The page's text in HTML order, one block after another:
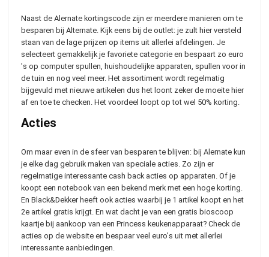
Naast de Alernate kortingscode zijn er meerdere manieren om te
besparen bij Alternate. Kijk eens bij de outlet: je zult hier versteld
staan van de lage prijzen op items uit allerlei afdelingen. Je
selecteert gemakkelijk je favoriete categorie en bespaart zo euro
's op computer spullen, huishoudelijke apparaten, spullen voor in
de tuin en nog veel meer. Het assortiment wordt regelmatig
bijgevuld met nieuwe artikelen dus het loont zeker de moeite hier
af en toe te checken. Het voordeel loopt op tot wel 50% korting.
Acties
Om maar even in de sfeer van besparen te blijven: bij Alernate kun
je elke dag gebruik maken van speciale acties. Zo zijn er
regelmatige interessante cash back acties op apparaten. Of je
koopt een notebook van een bekend merk met een hoge korting.
En Black&Dekker heeft ook acties waarbij je 1 artikel koopt en het
2e artikel gratis krijgt. En wat dacht je van een gratis bioscoop
kaartje bij aankoop van een Princess keukenapparaat? Check de
acties op de website en bespaar veel euro's uit met allerlei
interessante aanbiedingen.